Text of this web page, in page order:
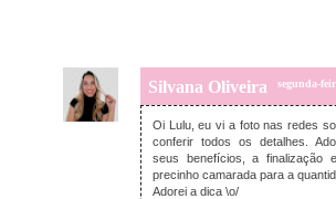
Silvana Oliveira segunda-
Oi Lulu, eu vi a foto nas redes
conferir todos os detalhes.
seus benefícios, a finalização
precinho camarada para a
Adorei a dica \o/